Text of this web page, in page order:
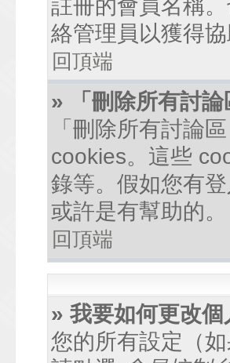
註冊的會員名稱
絡管理員以獲得協
回頂端
» 「刪除所有討
「刪除所有討論
cookies。這些
錄等。假如您有
或許是有幫助的。
回頂端
» 我要如何更改個
您的所有設定（